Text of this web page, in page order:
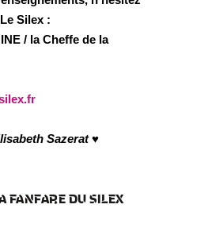
Silex :
/ la Cheffe de la
Sazerat ♥
FANFARE DU SILEX